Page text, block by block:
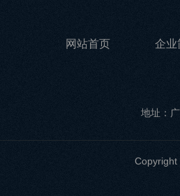
网站首页 企业
地址：